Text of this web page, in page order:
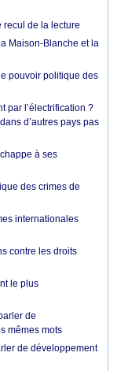
recul de la lecture
Maison-Blanche et la
pouvoir politique des
par l’électrification ?
d’autres pays pas
à ses
des crimes de
internationales
contre les droits
le plus
de
mêmes mots
de développement